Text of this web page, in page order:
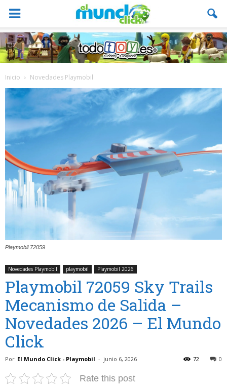
Inicio Novedades Playmobil
Playmobil 72059
Novedades Playmobil playmobil Playmobil 2026
Playmobil 72059 Sky Trails
Mecanismo de Salida –
Novedades 2026 – El Mundo
Click
Por El Mundo Click - Playmobil - junio 6, 2026 0
72
Rate this post